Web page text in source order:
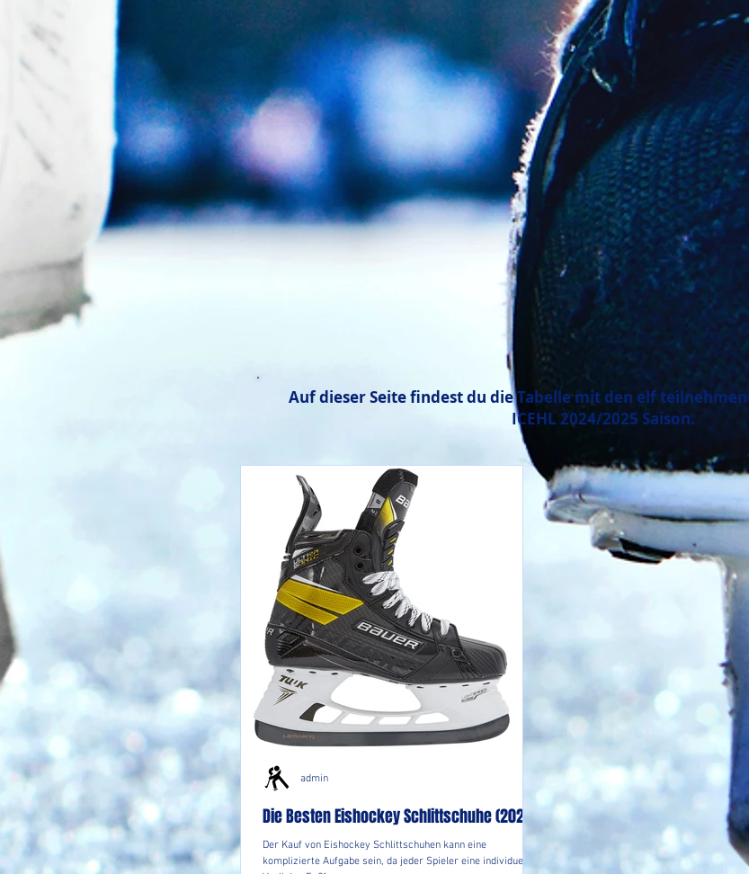
Auf dieser Seite findest du die Tabelle mit den elf
ICEHL 2024/2025 Saison.
Die Besten Eishockey Schlittschuhe (2021)
Der Kauf von Eishockey Schlittschuhen kann eine
komplizierte Aufgabe sein, da jeder Spieler eine individuelle
admin